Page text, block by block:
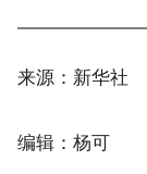
来源：新华社
编辑：杨可